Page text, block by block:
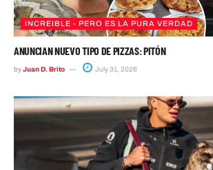
INCREIBLE - PERO ES LA PURA VERDAD
ANUNCIAN NUEVO TIPO DE PIZZAS: PITÓN
byJuan D. Brito July 31, 2026